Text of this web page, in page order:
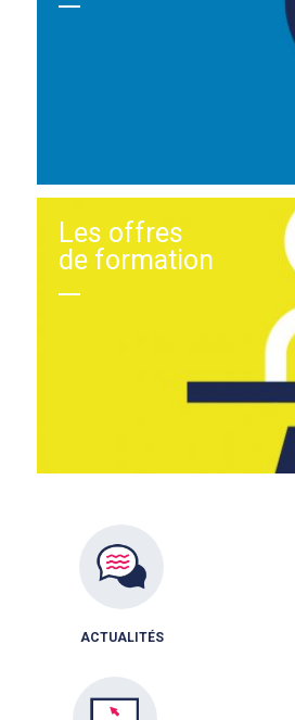
Les offres
de formation
ACTUALITÉS